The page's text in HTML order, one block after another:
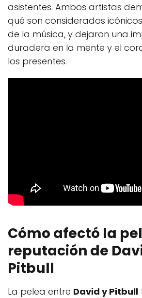
asistentes. Ambos artistas
qué son considerados
de la música, y dejaron una
duradera en la mente y el
los presentes.
Cómo afectó la
reputación de
Pitbull
La pelea entre David y Pitbull